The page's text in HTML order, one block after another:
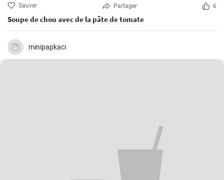
Sauver Partager 6
Soupe de chou avec de la pâte de tomate
minipapkaci